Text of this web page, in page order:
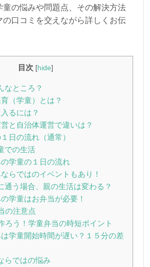
童の悩みや問題点、その解決方法
の口コミを交えながら詳しくお伝
目次 [hide]
なところ？
育（学童）とは？
るには？
営と自治体運営で違いは？
日の流れ（通常）
での生活
の学童の１日の流れ
ならではのイベントもあり！
通う場合、親の生活は変わる？
の学童はお弁当が必要！
の注意点
ろう！学童弁当の時短ポイント
は学童開始時間が遅い？１５分の差
らではの悩み